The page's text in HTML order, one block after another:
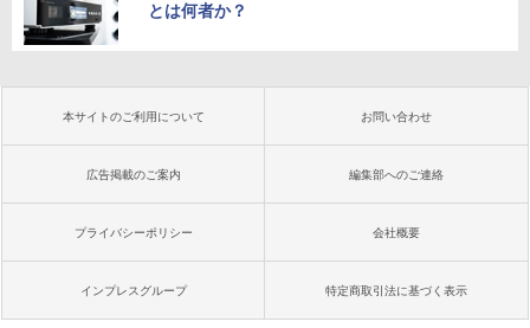
とは何者か？
本サイトのご利用について お問い合わせ
広告掲載のご案内 編集部へのご連絡
プライバシーポリシー 会社概要
インプレスグループ 特定商取引法に基づく表示